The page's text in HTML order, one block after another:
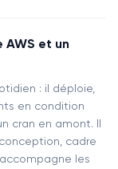
et un
: il déploie,
en condition
cran en amont. Il
cadre
les